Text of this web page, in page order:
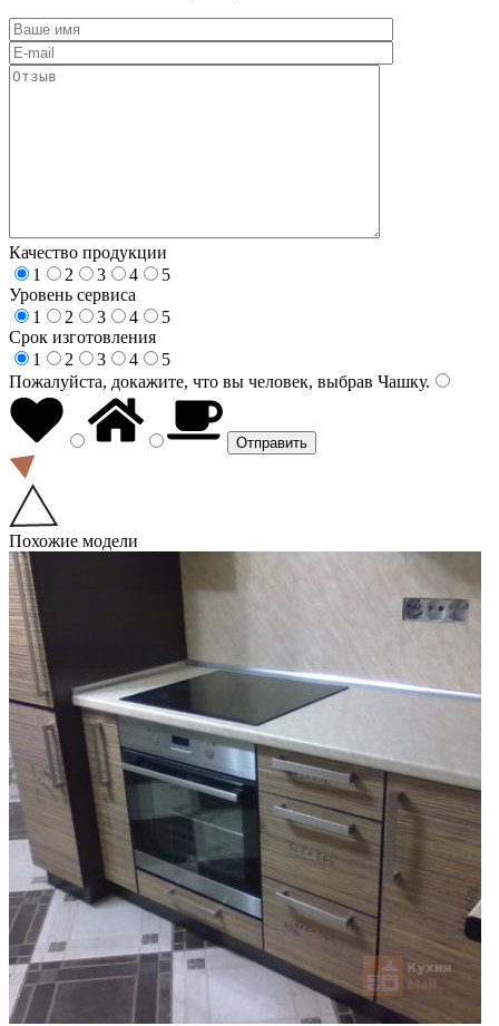
Качество продукции
1
2 3 4
5
Уровень сервиса
1
2 3 4
5
Срок изготовления
1
2 3 4
5
Пожалуйста, докажите, что вы человек, выбрав Чашку.
Похожие модели